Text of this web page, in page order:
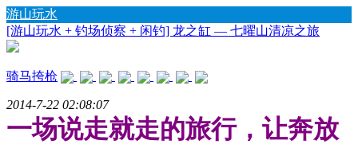
游山玩水
[游山玩水 + 钓场侦察 + 闲钓] 龙之缸 — 七曜山清凉之旅
骑马挎枪
2014-7-22 02:08:07
一场说走就走的旅行，让奔放